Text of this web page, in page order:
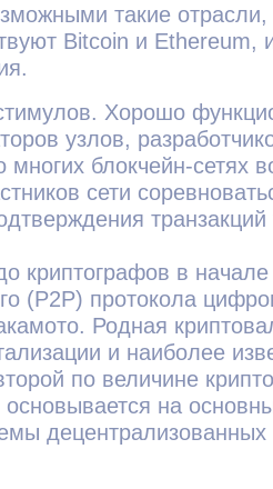
такие отрасли,
Bitcoin и Ethereum,
Хорошо
узлов,
блокчейн-сетях
сети
криптографов в
(P2P) протокола
Родная
и наиболее
по величине
на